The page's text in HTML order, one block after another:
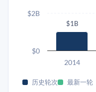
$1B
2014
$0
$2B
历史轮次 最新一轮